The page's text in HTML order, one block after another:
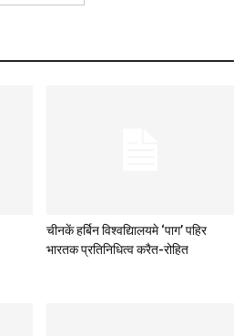
चीनकें हर्बिन विश्वद्यिालयमे ‘पाग’ पहिर
भारतक प्रतिनिधित्व करैत-रोहित